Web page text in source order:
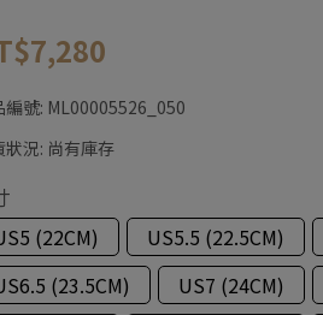
編號: ML00005526_050
狀況: 尚有庫存
(22CM)
US5.5 (22.5CM)
(23.5CM)
US7 (24CM)